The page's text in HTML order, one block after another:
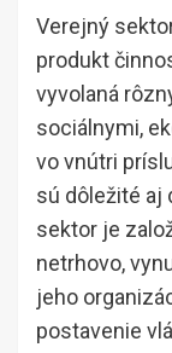
Verejný
produkt
vyvolaná
sociálnymi,
vo vnútri
sú dôležité aj
sektor je
netrhovo,
jeho
postavenie